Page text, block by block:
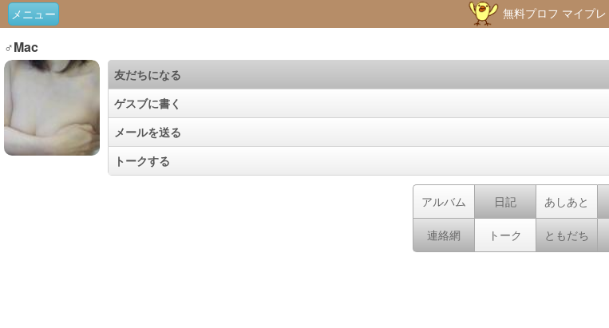
メニュー 無料プロフ マイプレ
♂Mac
友だちになる
ゲスブに書く
メールを送る
トークする
アルバム 日記 あしあと
連絡網 トーク ともだち